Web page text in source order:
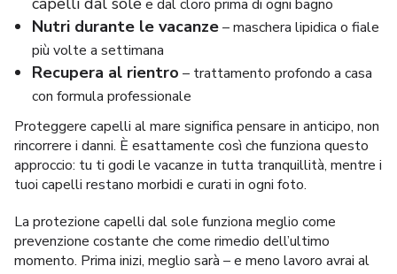
e dal cloro prima di ogni bagno
Nutri durante le vacanze– maschera lipidica o fiale
più volte a settimana
Recupera al rientro – trattamento profondo a casa
con formula professionale
Proteggere capelli al mare significa pensare in anticipo, non
rincorrere i danni. È esattamente così che funziona questo
approccio: tu ti godi le vacanze in tutta tranquillità, mentre i
tuoi capelli restano morbidi e curati in ogni foto.
La protezione capelli dal sole funziona meglio come
prevenzione costante che come rimedio dell’ultimo
momento. Prima inizi, meglio sarà – e meno lavoro avrai al